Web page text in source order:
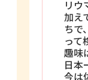
リウ
加え
ちで
って
趣味
日本
今は